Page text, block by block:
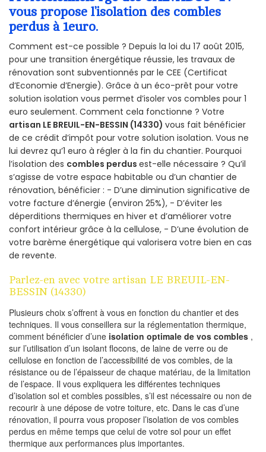
vous propose l’isolation des combles
perdus à 1euro.
Comment est-ce possible ? Depuis la loi du 17 août 2015,
pour une transition énergétique réussie, les travaux de
rénovation sont subventionnés par le CEE (Certificat
d’Economie d’Energie). Grâce à un éco-prêt pour votre
solution isolation vous permet d’isoler vos combles pour 1
euro seulement. Comment cela fonctionne ? Votre
artisan LE BREUIL-EN-BESSIN (14330) vous fait bénéficier
de ce crédit d’impôt pour votre solution isolation. Vous ne
lui devrez qu’1 euro à régler à la fin du chantier. Pourquoi
l’isolation des combles perdus est-elle nécessaire ? Qu’il
s’agisse de votre espace habitable ou d’un chantier de
rénovation, bénéficier : - D’une diminution significative de
votre facture d’énergie (environ 25%), - D’éviter les
déperditions thermiques en hiver et d’améliorer votre
confort intérieur grâce à la cellulose, - D’une évolution de
votre barème énergétique qui valorisera votre bien en cas
de revente.
Parlez-en avec votre artisan LE BREUIL-EN-
BESSIN (14330)
Plusieurs choix s’offrent à vous en fonction du chantier et des
techniques. Il vous conseillera sur la réglementation thermique,
comment bénéficier d’une isolation optimale de vos combles ,
sur l’utilisation d’un isolant flocons, de laine de verre ou de
cellulose en fonction de l’accessibilité de vos combles, de la
résistance ou de l’épaisseur de chaque matériau, de la limitation
de l’espace. Il vous expliquera les différentes techniques
d’isolation sol et combles possibles, s’il est nécessaire ou non de
recourir à une dépose de votre toiture, etc. Dans le cas d’une
rénovation, il pourra vous proposer l’isolation de vos combles
perdus en même temps que celui de votre sol pour un effet
thermique aux performances plus importantes.